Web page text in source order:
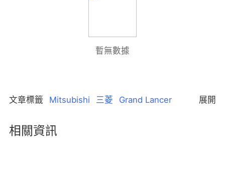
暫無數據
文章標籤 Mitsubishi 三菱 Grand Lancer 展開
相關資訊